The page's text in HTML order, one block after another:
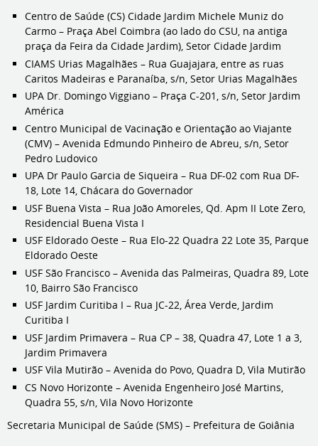
Centro de Saúde (CS) Cidade Jardim Michele Muniz do
Carmo – Praça Abel Coimbra (ao lado do CSU, na antiga
praça da Feira da Cidade Jardim), Setor Cidade Jardim
CIAMS Urias Magalhães – Rua Guajajara, entre as ruas
Caritos Madeiras e Paranaíba, s/n, Setor Urias Magalhães
UPA Dr. Domingo Viggiano – Praça C-201, s/n, Setor Jardim
América
Centro Municipal de Vacinação e Orientação ao Viajante
(CMV) – Avenida Edmundo Pinheiro de Abreu, s/n, Setor
Pedro Ludovico
UPA Dr Paulo Garcia de Siqueira – Rua DF-02 com Rua DF-
18, Lote 14, Chácara do Governador
USF Buena Vista – Rua João Amoreles, Qd. Apm II Lote Zero,
Residencial Buena Vista I
USF Eldorado Oeste – Rua Elo-22 Quadra 22 Lote 35, Parque
Eldorado Oeste
USF São Francisco – Avenida das Palmeiras, Quadra 89, Lote
10, Bairro São Francisco
USF Jardim Curitiba I – Rua JC-22, Área Verde, Jardim
Curitiba I
USF Jardim Primavera – Rua CP – 38, Quadra 47, Lote 1 a 3,
Jardim Primavera
USF Vila Mutirão – Avenida do Povo, Quadra D, Vila Mutirão
CS Novo Horizonte – Avenida Engenheiro José Martins,
Quadra 55, s/n, Vila Novo Horizonte
Secretaria Municipal de Saúde (SMS) – Prefeitura de Goiânia